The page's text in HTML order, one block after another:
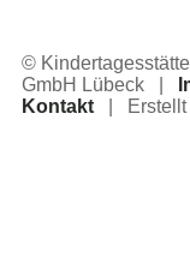
©
GmbH Lübeck |
Kontakt | Erstellt